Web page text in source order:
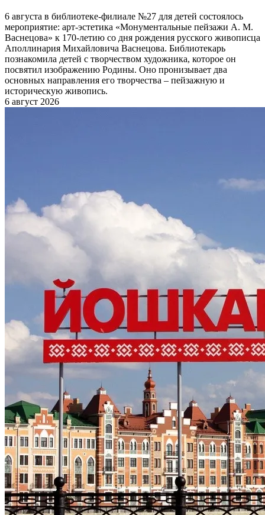
6 августа в библиотеке-филиале №27 для детей состоялось
мероприятие: арт-эстетика «Монументальные пейзажи А. М.
Васнецова» к 170-летию со дня рождения русского живописца
Аполлинария Михайловича Васнецова. Библиотекарь
познакомила детей с творчеством художника, которое он
посвятил изображению Родины. Оно пронизывает два
основных направления его творчества – пейзажную и
историческую живопись.
6 август 2026